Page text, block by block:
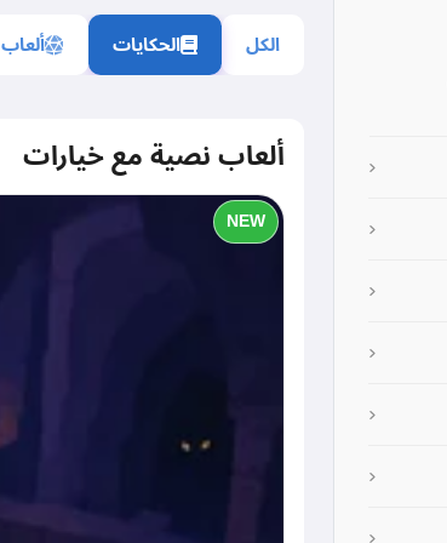
الكل الحكايات ألعاب
ألعاب نصية مع خيارات
NEW